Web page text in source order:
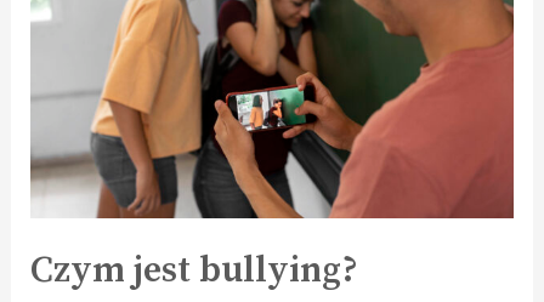
Czym jest bullying?